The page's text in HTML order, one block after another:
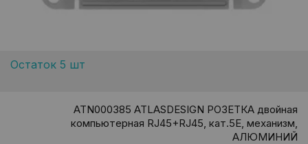
Остаток 5 шт
ATN000385 ATLASDESIGN РОЗЕТКА двойная
компьютерная RJ45+RJ45, кат.5E, механизм,
АЛЮМИНИЙ